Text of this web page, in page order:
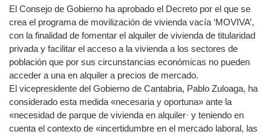
El Consejo de Gobierno ha aprobado el Decreto por el que se
crea el programa de movilización de vivienda vacía ‘MOVIVA’,
con la finalidad de fomentar el alquiler de vivienda de titularidad
privada y facilitar el acceso a la vivienda a los sectores de
población que por sus circunstancias económicas no pueden
acceder a una en alquiler a precios de mercado.
El vicepresidente del Gobierno de Cantabria, Pablo Zuloaga, ha
considerado esta medida «necesaria y oportuna» ante la
«necesidad de parque de vivienda en alquiler· y teniendo en
cuenta el contexto de «incertidumbre en el mercado laboral, las